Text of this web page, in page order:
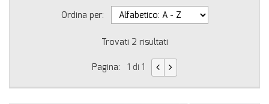
Ordina per:
Trovati 2 risultati
Pagina: 1 di 1